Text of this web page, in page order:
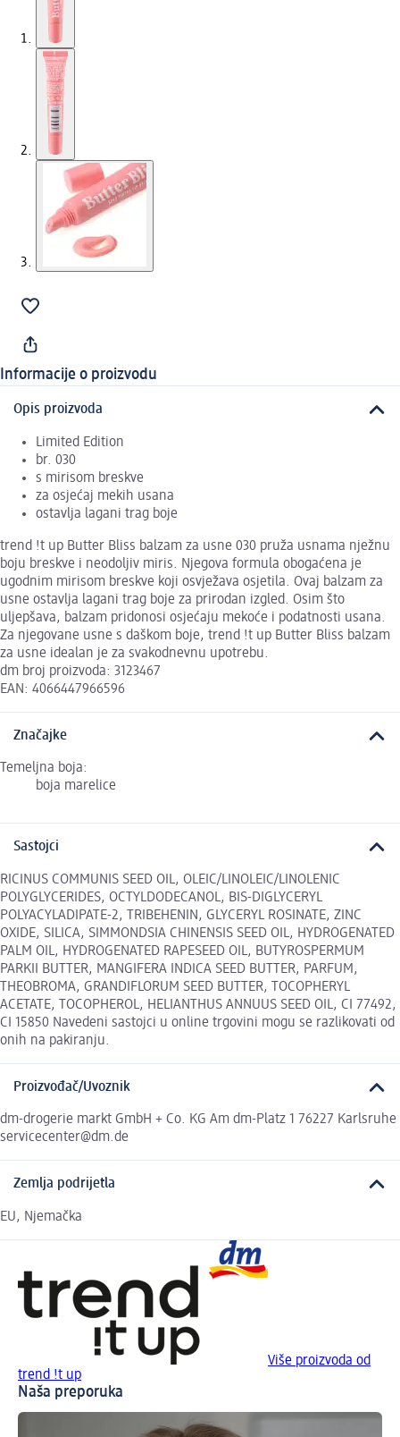
Informacije o proizvodu
Opis proizvoda
Limited Edition
br. 030
s mirisom breskve
za osjećaj mekih usana
ostavlja lagani trag boje
trend !t up Butter Bliss balzam za usne 030 pruža usnama nježnu
boju breskve i neodoljiv miris. Njegova formula obogaćena je
ugodnim mirisom breskve koji osvježava osjetila. Ovaj balzam za
usne ostavlja lagani trag boje za prirodan izgled. Osim što
uljepšava, balzam pridonosi osjećaju mekoće i podatnosti usana.
Za njegovane usne s daškom boje, trend !t up Butter Bliss balzam
za usne idealan je za svakodnevnu upotrebu.
dm broj proizvoda: 3123467
EAN: 4066447966596
Značajke
Temeljna boja:
boja marelice
Sastojci
RICINUS COMMUNIS SEED OIL, OLEIC/LINOLEIC/LINOLENIC
POLYGLYCERIDES, OCTYLDODECANOL, BIS-DIGLYCERYL
POLYACYLADIPATE-2, TRIBEHENIN, GLYCERYL ROSINATE, ZINC
OXIDE, SILICA, SIMMONDSIA CHINENSIS SEED OIL, HYDROGENATED
PALM OIL, HYDROGENATED RAPESEED OIL, BUTYROSPERMUM
PARKII BUTTER, MANGIFERA INDICA SEED BUTTER, PARFUM,
THEOBROMA, GRANDIFLORUM SEED BUTTER, TOCOPHERYL
ACETATE, TOCOPHEROL, HELIANTHUS ANNUUS SEED OIL, CI 77492,
CI 15850 Navedeni sastojci u online trgovini mogu se razlikovati od
onih na pakiranju.
Proizvođač/Uvoznik
dm-drogerie markt GmbH + Co. KG Am dm-Platz 1 76227 Karlsruhe
servicecenter@dm.de
Zemlja podrijetla
EU, Njemačka
Više proizvoda od
trend !t up
Naša preporuka